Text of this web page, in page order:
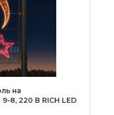
на
8, 220 В RICH LED